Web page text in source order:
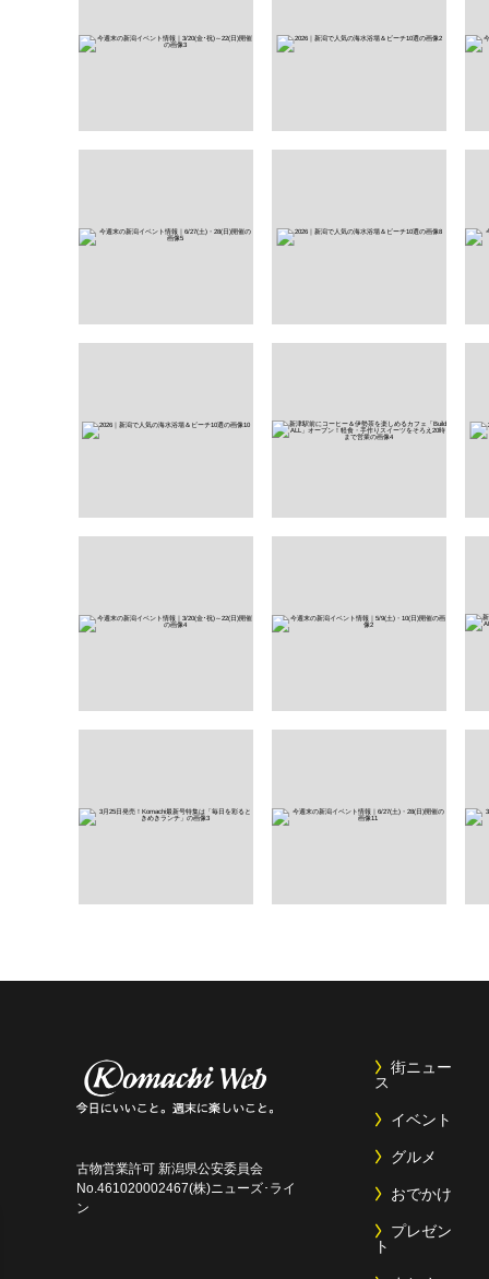
古物営業許可 新潟県公安委員会
No.461020002467(株)ニューズ･ライ
ン
街ニュー
ス
イベント
グルメ
おでかけ
プレゼン
ト